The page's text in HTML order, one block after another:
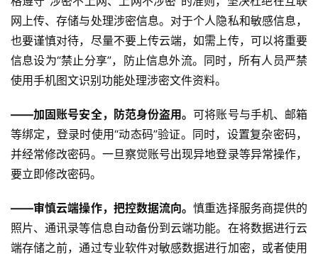
网上传、存储与处理涉密信息。对于个人隐私和敏感信息，
也要谨慎对待，尽量不要上传云端，如需上传，可以将重要
信息设为“禁止分享”，防止信息外流。同时，所有人员严禁
使用手机图文识别功能处理涉密文件资料。
——加固账号安全，防范身份盗用。可将账号与手机、邮箱
等绑定，登录时使用“动态码”验证。同时，设置复杂密码，
并经常修改密码。一旦察觉账号出现异地登录等异常操作，
要立即修改密码。
——审慎云端操作，把控数据流向。慎重选择服务商提供的
照片、通讯录等信息自动备份到云端功能。在将数据进行云
端存储之前，通过专业软件对敏感数据进行加密，或者使用